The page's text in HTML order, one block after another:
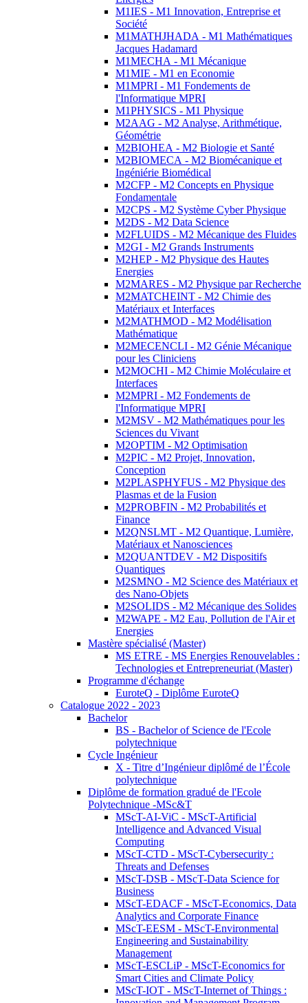
M1IES - M1 Innovation, Entreprise et
Société
M1MATHJHADA - M1 Mathématiques
Jacques Hadamard
M1MECHA - M1 Mécanique
M1MIE - M1 en Economie
M1MPRI - M1 Fondements de
l'Informatique MPRI
M1PHYSICS - M1 Physique
M2AAG - M2 Analyse, Arithmétique,
Géométrie
M2BIOHEA - M2 Biologie et Santé
M2BIOMECA - M2 Biomécanique et
Ingéniérie Biomédical
M2CFP - M2 Concepts en Physique
Fondamentale
M2CPS - M2 Système Cyber Physique
M2DS - M2 Data Science
M2FLUIDS - M2 Mécanique des Fluides
M2GI - M2 Grands Instruments
M2HEP - M2 Physique des Hautes
Energies
M2MARES - M2 Physique par Recherche
M2MATCHEINT - M2 Chimie des
Matériaux et Interfaces
M2MATHMOD - M2 Modélisation
Mathématique
M2MECENCLI - M2 Génie Mécanique
pour les Cliniciens
M2MOCHI - M2 Chimie Moléculaire et
Interfaces
M2MPRI - M2 Fondements de
l'Informatique MPRI
M2MSV - M2 Mathématiques pour les
Sciences du Vivant
M2OPTIM - M2 Optimisation
M2PIC - M2 Projet, Innovation,
Conception
M2PLASPHYFUS - M2 Physique des
Plasmas et de la Fusion
M2PROBFIN - M2 Probabilités et
Finance
M2QNSLMT - M2 Quantique, Lumière,
Matériaux et Nanosciences
M2QUANTDEV - M2 Dispositifs
Quantiques
M2SMNO - M2 Science des Matériaux et
des Nano-Objets
M2SOLIDS - M2 Mécanique des Solides
M2WAPE - M2 Eau, Pollution de l'Air et
Energies
Mastère spécialisé (Master)
MS ETRE - MS Energies Renouvelables :
Technologies et Entrepreneuriat (Master)
Programme d'échange
EuroteQ - Diplôme EuroteQ
Catalogue 2022 - 2023
Bachelor
BS - Bachelor of Science de l'Ecole
polytechnique
Cycle Ingénieur
X - Titre d’Ingénieur diplômé de l’École
polytechnique
Diplôme de formation gradué de l'Ecole
Polytechnique -MSc&T
MScT-AI-ViC - MScT-Artificial
Intelligence and Advanced Visual
Computing
MScT-CTD - MScT-Cybersecurity :
Threats and Defenses
MScT-DSB - MScT-Data Science for
Business
MScT-EDACF - MScT-Economics, Data
Analytics and Corporate Finance
MScT-EESM - MScT-Environmental
Engineering and Sustainability
Management
MScT-ESCLiP - MScT-Economics for
Smart Cities and Climate Policy
MScT-IOT - MScT-Internet of Things :